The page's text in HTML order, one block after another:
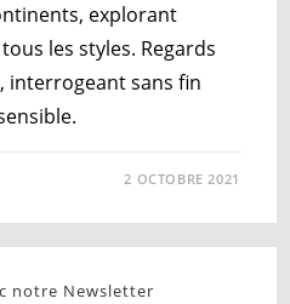
explorant
les styles. Regards
interrogeant sans fin
2 OCTOBRE 2021
notre Newsletter